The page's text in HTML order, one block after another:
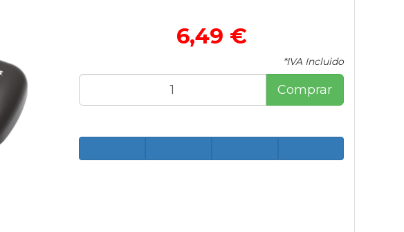
6,49 €
*IVA Incluido
Comprar